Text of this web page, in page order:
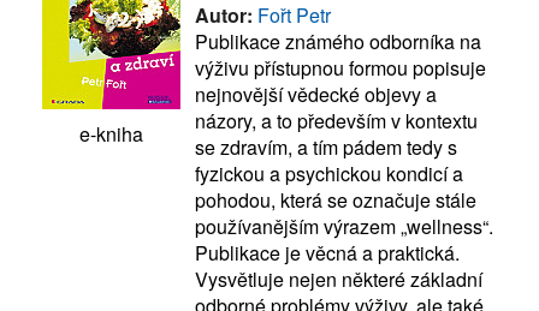
e-kniha
Autor: Fořt Petr
Publikace známého odborníka na
výživu přístupnou formou popisuje
nejnovější vědecké objevy a
názory, a to především v kontextu
se zdravím, a tím pádem tedy s
fyzickou a psychickou kondicí a
pohodou, která se označuje stále
používanějším výrazem „wellness“.
Publikace je věcná a praktická.
Vysvětluje nejen některé základní